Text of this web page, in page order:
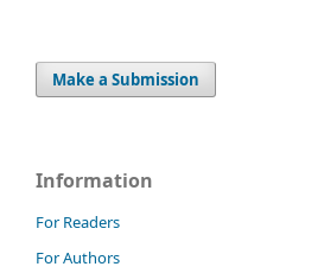
Make a Submission
Information
For Readers
For Authors